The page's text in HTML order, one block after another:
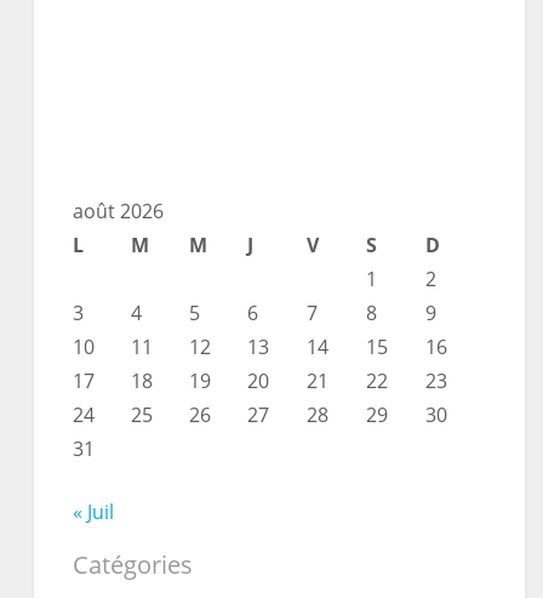
août 2026
L
M M J V S
D
1
2
3
4 5 6 7 8
9
10
11 12 13 14 15
16
17
18 19 20 21 22
23
24
25 26 27 28 29
30
31
« Juil
Catégories